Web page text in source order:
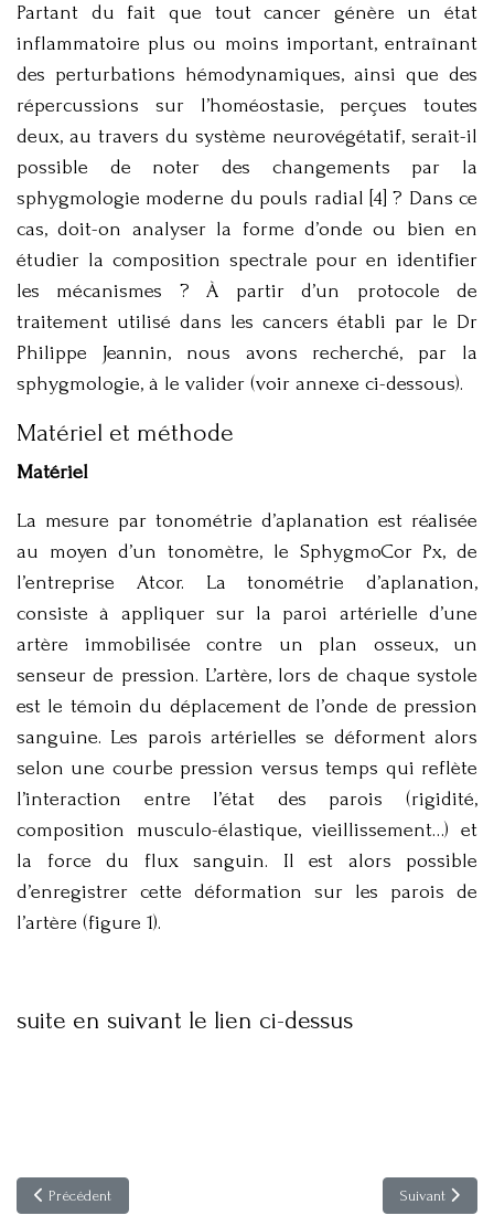
Partant du fait que tout cancer génère un état
inflammatoire plus ou moins important, entraînant
des perturbations hémodynamiques, ainsi que des
répercussions sur l’homéostasie, perçues toutes
deux, au travers du système neurovégétatif, serait-il
possible de noter des changements par la
sphygmologie moderne du pouls radial [4] ? Dans ce
cas, doit-on analyser la forme d’onde ou bien en
étudier la composition spectrale pour en identifier
les mécanismes ? À partir d’un protocole de
traitement utilisé dans les cancers établi par le Dr
Philippe Jeannin, nous avons recherché, par la
sphygmologie, à le valider (voir annexe ci-dessous).
Matériel et méthode
Matériel
La mesure par tonométrie d’aplanation est réalisée
au moyen d’un tonomètre, le SphygmoCor Px, de
l’entreprise Atcor. La tonométrie d’aplanation,
consiste à appliquer sur la paroi artérielle d’une
artère immobilisée contre un plan osseux, un
senseur de pression. L’artère, lors de chaque systole
est le témoin du déplacement de l’onde de pression
sanguine. Les parois artérielles se déforment alors
selon une courbe pression versus temps qui reflète
l’interaction entre l’état des parois (rigidité,
composition musculo-élastique, vieillissement…) et
la force du flux sanguin. Il est alors possible
d’enregistrer cette déformation sur les parois de
l’artère (figure 1).
suite en suivant le lien ci-dessus
Article précédent : Les Patients souffrant de cancers et la médecine
Précédent Article suivant
Suivant